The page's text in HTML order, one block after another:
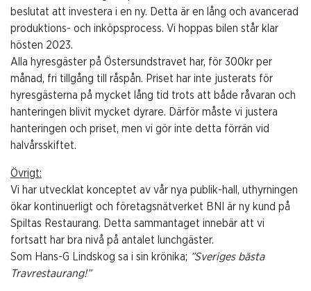
beslutat att investera i en ny. Detta är en lång och avancerad
produktions- och inköpsprocess. Vi hoppas bilen står klar
hösten 2023.
Alla hyresgäster på Östersundstravet har, för 300kr per
månad, fri tillgång till råspån. Priset har inte justerats för
hyresgästerna på mycket lång tid trots att både råvaran och
hanteringen blivit mycket dyrare. Därför måste vi justera
hanteringen och priset, men vi gör inte detta förrän vid
halvårsskiftet.
Övrigt:
Vi har utvecklat konceptet av vår nya publik-hall, uthyrningen
ökar kontinuerligt och företagsnätverket BNI är ny kund på
Spiltas Restaurang. Detta sammantaget innebär att vi
fortsatt har bra nivå på antalet lunchgäster.
Som Hans-G Lindskog sa i sin krönika; ”Sveriges bästa
Travrestaurang!”